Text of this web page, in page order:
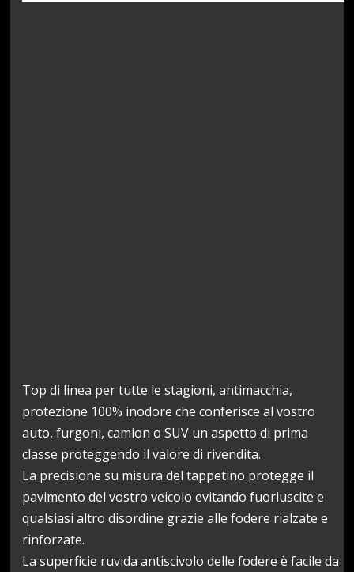
Top di linea per tutte le stagioni, antimacchia,
protezione 100% inodore che conferisce al vostro
auto, furgoni, camion o SUV un aspetto di prima
classe proteggendo il valore di rivendita.
La precisione su misura del tappetino protegge il
pavimento del vostro veicolo evitando fuoriuscite e
qualsiasi altro disordine grazie alle fodere rialzate e
rinforzate.
La superficie ruvida antiscivolo delle fodere è facile da